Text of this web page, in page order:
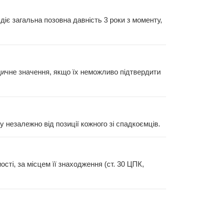
загальна позовна давність 3 роки з моменту,
значення, якщо їх неможливо підтвердити
від позиції кожного зі спадкоємців.
за місцем її знаходження (ст. 30 ЦПК,